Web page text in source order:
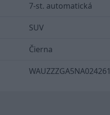
7-st. automatická
SUV
Čierna
WAUZZZGA5NA024261